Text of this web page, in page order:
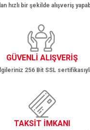
Gönder
hızlı bir şekilde alışveriş
GÜVENLİ ALIŞVERİŞ
256 Bit SSL
TAKSİT İMKANI